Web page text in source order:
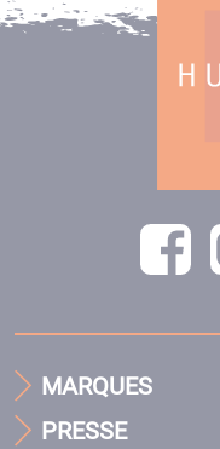
MARQUES
PRESSE